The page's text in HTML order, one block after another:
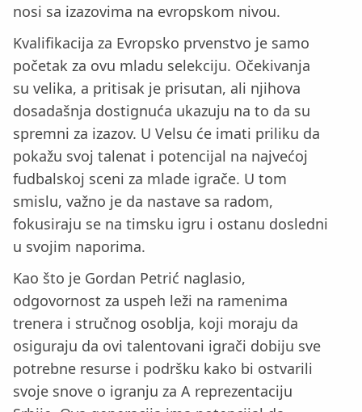
nosi sa izazovima na evropskom nivou.
Kvalifikacija za Evropsko prvenstvo je samo
početak za ovu mladu selekciju. Očekivanja
su velika, a pritisak je prisutan, ali njihova
dosadašnja dostignuća ukazuju na to da su
spremni za izazov. U Velsu će imati priliku da
pokažu svoj talenat i potencijal na najvećoj
fudbalskoj sceni za mlade igrače. U tom
smislu, važno je da nastave sa radom,
fokusiraju se na timsku igru i ostanu dosledni
u svojim naporima.
Kao što je Gordan Petrić naglasio,
odgovornost za uspeh leži na ramenima
trenera i stručnog osoblja, koji moraju da
osiguraju da ovi talentovani igrači dobiju sve
potrebne resurse i podršku kako bi ostvarili
svoje snove o igranju za A reprezentaciju